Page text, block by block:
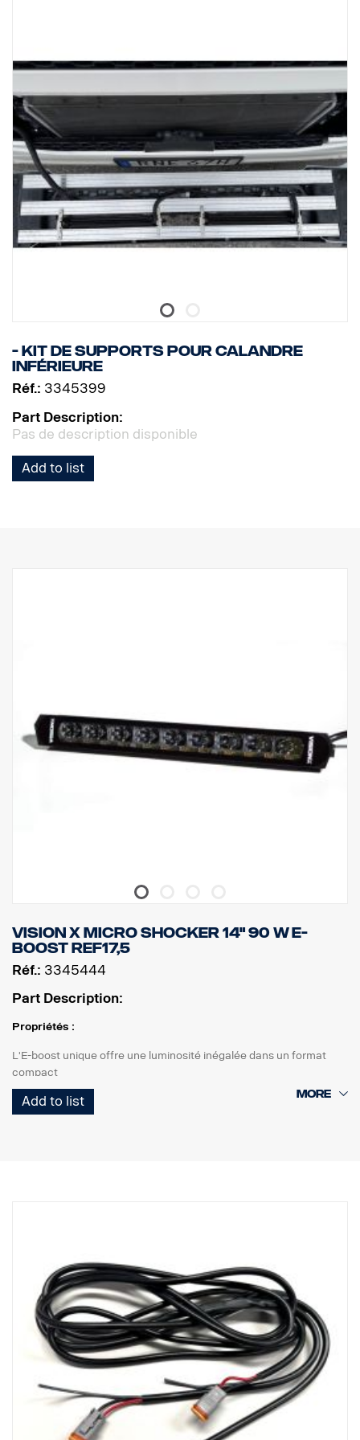
commande » dans SDP3 (ou SWS) doit être réglé sur « Can
Pour les camions avec le circuit électrique SESAMM7, prière de
contrôler les réglementations d'homologation locales pour la
pertinence de la cybersécurité GSR car le produit n'est pas inclus
dans le VWTA de Scania pour les véhicules complets.
- Kit de supports pour calandre
inférieure
Réf.: 3345399
Part Description:
Pas de description disponible
Add to list
Vision X Micro shocker 14" 90 W E-
BOOST REF17,5
Réf.: 3345444
Part Description:
Propriétés :
L'E-boost unique offre une luminosité inégalée dans un format
compact
Rampe de feux LED compacte pour une installation dans des
espaces restreints
Marquage E : Oui
Puissance : 33 W/90 W (marquage E/E-boost)
LED : 9 LED CREE XPL-HI
Lumen : 3 560 lm/1 650 lm
Format d'éclairage : Feu longue portée + feu d'avertissement
elliptique
Portée à 1 lux : 350 m / 280 m
Tension : 11-32 V
Consommation électrique : 2,75 A/7,5 A
Dimensions :Largeur : 370 mm, Hauteur : 40 mm, Profondeur :
Add to list